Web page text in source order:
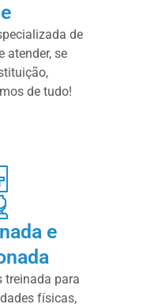
de
atender, se
de tudo!
e
treinada para
físicas,